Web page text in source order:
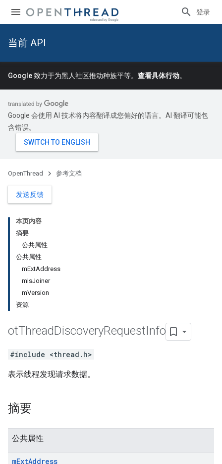
登录
当前 API
Google 致力于为黑人社区推动种族平等。 查看具体行动。
Google 会使用 AI 技术将内容翻译成您偏好的语言。AI 翻译可能包
含错误。
OpenThread 参考文档
发送反馈
本页内容
摘要
公共属性
公共属性
mExtAddress
mIsJoiner
mVersion
资源
otThreadDiscoveryRequestInfo
#include <thread.h>
表示线程发现请求数据。
摘要
公共属性
mExtAddress